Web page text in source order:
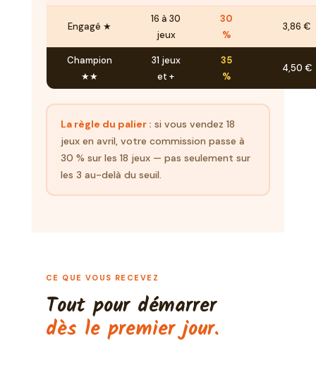
Engagé ★
16 à 30
jeux
30
%
3,86 €
Champion
★★
31 jeux
et +
35
%
4,50 €
La règle du palier : si vous vendez 18
jeux en avril, votre commission passe à
30 % sur les 18 jeux — pas seulement sur
les 3 au-delà du seuil.
CE QUE VOUS RECEVEZ
Tout pour démarrer
dès le premier jour.